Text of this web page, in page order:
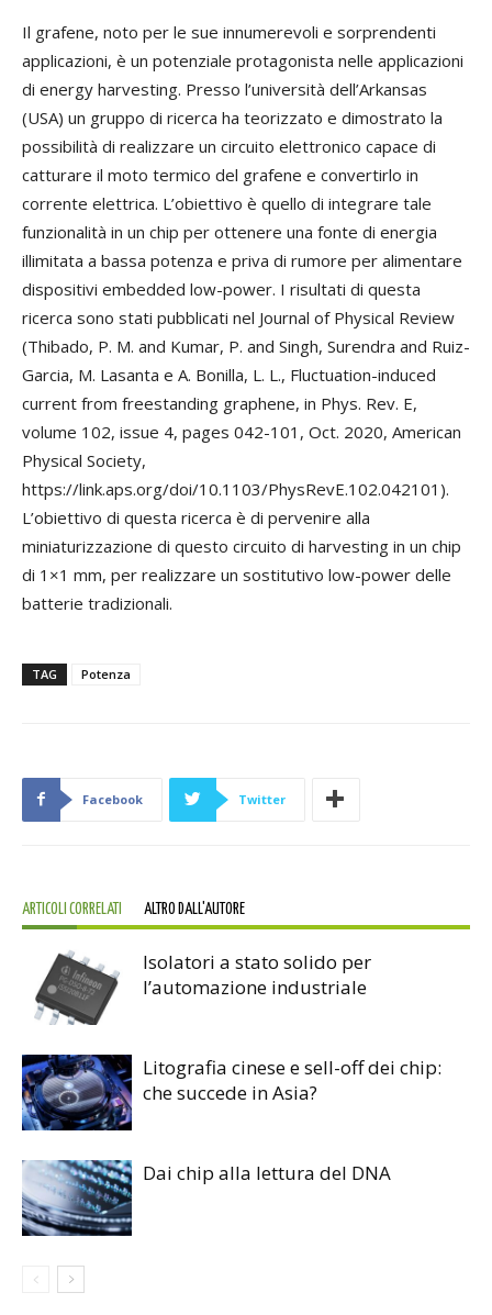
Il grafene, noto per le sue innumerevoli e sorprendenti
applicazioni, è un potenziale protagonista nelle applicazioni
di energy harvesting. Presso l’università dell’Arkansas
(USA) un gruppo di ricerca ha teorizzato e dimostrato la
possibilità di realizzare un circuito elettronico capace di
catturare il moto termico del grafene e convertirlo in
corrente elettrica. L’obiettivo è quello di integrare tale
funzionalità in un chip per ottenere una fonte di energia
illimitata a bassa potenza e priva di rumore per alimentare
dispositivi embedded low-power. I risultati di questa
ricerca sono stati pubblicati nel Journal of Physical Review
(Thibado, P. M. and Kumar, P. and Singh, Surendra and Ruiz-
Garcia, M. Lasanta e A. Bonilla, L. L., Fluctuation-induced
current from freestanding graphene, in Phys. Rev. E,
volume 102, issue 4, pages 042-101, Oct. 2020, American
Physical Society,
https://link.aps.org/doi/10.1103/PhysRevE.102.042101).
L’obiettivo di questa ricerca è di pervenire alla
miniaturizzazione di questo circuito di harvesting in un chip
di 1×1 mm, per realizzare un sostitutivo low-power delle
batterie tradizionali.
TAG Potenza
Facebook Twitter
ARTICOLI CORRELATI ALTRO DALL'AUTORE
Isolatori a stato solido per
l’automazione industriale
Litografia cinese e sell-off dei chip:
che succede in Asia?
Dai chip alla lettura del DNA